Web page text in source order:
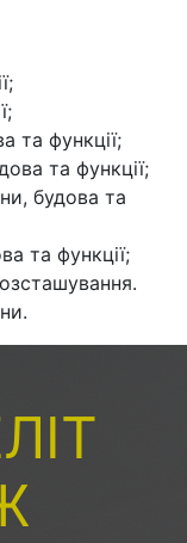
та функції;
та функції;
будова та
та функції;